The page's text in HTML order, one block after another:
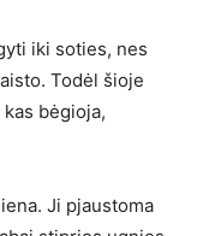
iki soties, nes
Todėl šioje
bėgioja,
Ji pjaustoma